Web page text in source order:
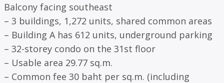
Balcony facing southeast
– 3 buildings, 1,272 units, shared common areas
– Building A has 612 units, underground parking
– 32-storey condo on the 31st floor
– Usable area 29.77 sq.m.
– Common fee 30 baht per sq.m. (including